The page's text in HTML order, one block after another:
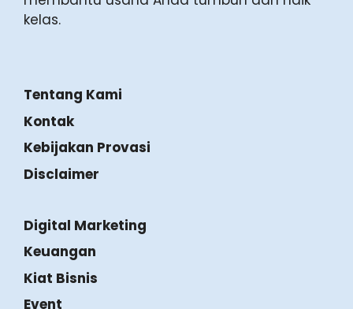
Bisnisnote.com adlah media panduan bisnis
lokal di Yogyakarta. Kami berkomitmen
dan kabar ekosistem UMKM untuk
membantu usaha Anda tumbuh dan naik
kelas.